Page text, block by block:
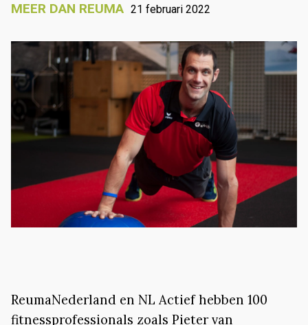
MEER DAN REUMA 21 februari 2022
ReumaNederland en NL Actief hebben 100
fitnessprofessionals zoals Pieter van